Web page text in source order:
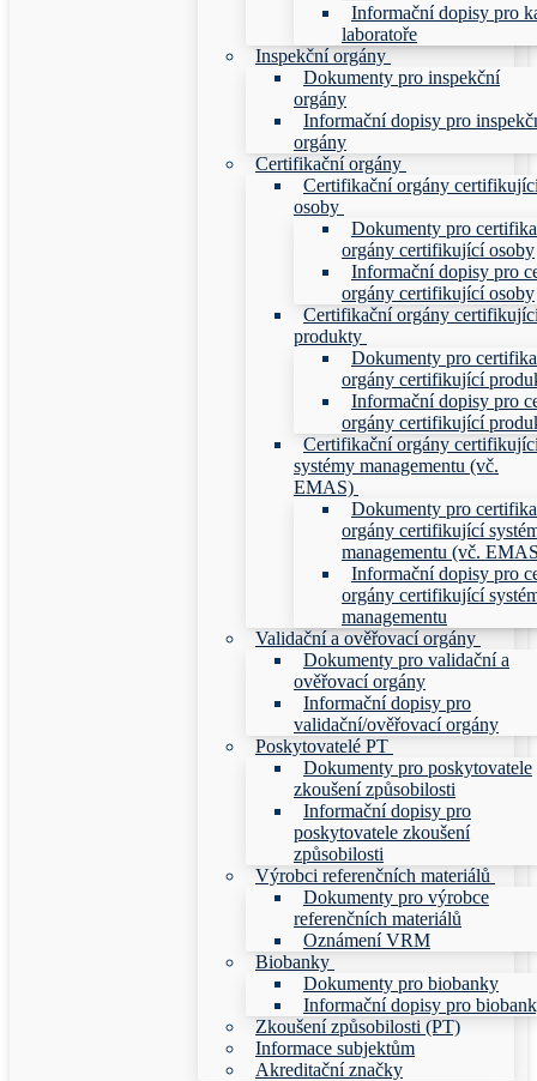
Informační dopisy pro
laboratoře
Inspekční orgány
Dokumenty pro inspekční
orgány
Informační dopisy pro
orgány
Certifikační orgány
Certifikační orgány
osoby
Dokumenty pro
orgány certifikující osoby
Informační dopisy pro
orgány certifikující osoby
Certifikační orgány
produkty
Dokumenty pro
orgány certifikující
Informační dopisy pro
orgány certifikující
Certifikační orgány
systémy managementu (vč.
EMAS)
Dokumenty pro
orgány certifikující
managementu (vč.
Informační dopisy pro
orgány certifikující
managementu
Validační a ověřovací orgány
Dokumenty pro validační a
ověřovací orgány
Informační dopisy pro
validační/ověřovací orgány
Poskytovatelé PT
Dokumenty pro poskytovatele
zkoušení způsobilosti
Informační dopisy pro
poskytovatele zkoušení
způsobilosti
Výrobci referenčních materiálů
Dokumenty pro výrobce
referenčních materiálů
Oznámení VRM
Biobanky
Dokumenty pro biobanky
Informační dopisy pro
Zkoušení způsobilosti (PT)
Informace subjektům
Akreditační značky